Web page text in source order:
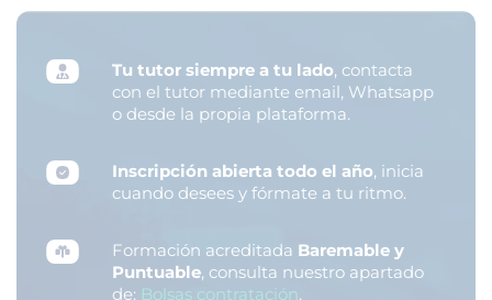
Tu tutor siempre a tu lado, contacta
con el tutor mediante email, Whatsapp
o desde la propia plataforma.
Inscripción abierta todo el año, inicia
cuando desees y fórmate a tu ritmo.
Formación acreditada Baremable y
Puntuable, consulta nuestro apartado
de: Bolsas contratación.